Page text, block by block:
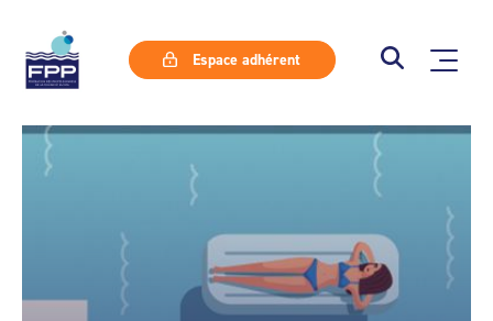
Espace adhérent